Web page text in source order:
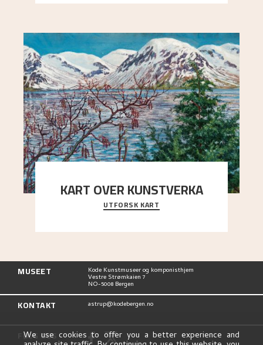
KART OVER KUNSTVERKA
Utforsk stedene og utsiktene i Astrups malerier
UTFORSK KART
MUSEET Kode Kunstmuseer og komponisthjem
Vestre Strømkaien 7
NO-5008 Bergen
KONTAKT astrup@kodebergen.no
FØLG OSS
We use cookies to offer you a better experience and